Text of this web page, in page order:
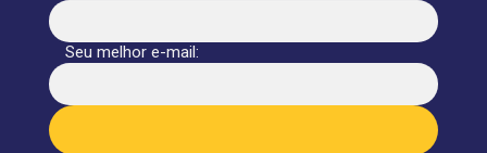
Seu melhor e-mail: